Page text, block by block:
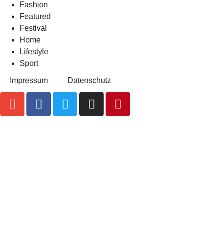
Fashion
Featured
Festival
Home
Lifestyle
Sport
Impressum Datenschutz